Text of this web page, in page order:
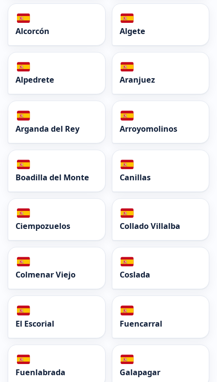
Alcorcón Algete
Alpedrete Aranjuez
Arganda del Rey Arroyomolinos
Boadilla del Monte Canillas
Ciempozuelos Collado Villalba
Colmenar Viejo Coslada
El Escorial Fuencarral
Fuenlabrada Galapagar